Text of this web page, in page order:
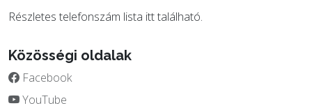
Részletes telefonszám lista itttalálható.
Közösségi oldalak
Facebook
YouTube